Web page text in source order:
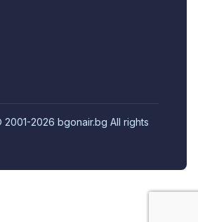
2001-2026 bgonair.bg All rights